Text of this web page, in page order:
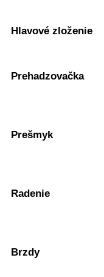
Hlavové zloženie
Prehadzovačka
Prešmyk
Radenie
Brzdy